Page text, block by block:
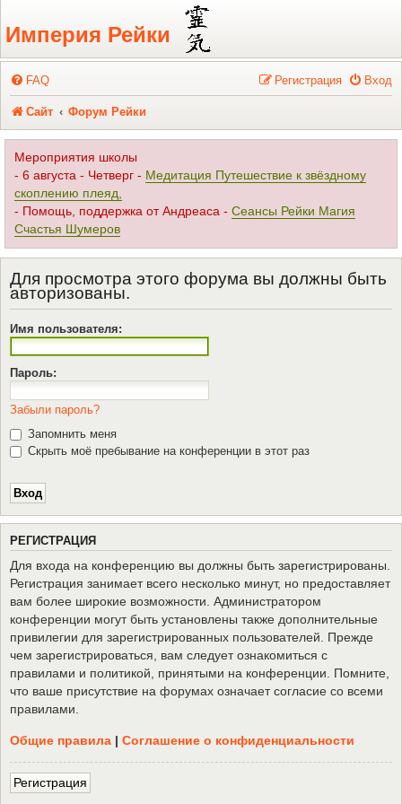
Регистрация
Империя Рейки
FAQ Вход
Регистрация
Сайт Форум Рейки
Мероприятия школы
- 6 августа - Четверг - Медитация Путешествие к звёздному
скоплению плеяд,
- Помощь, поддержка от Андреаса - Сеансы Рейки Магия
Счастья Шумеров
Для просмотра этого форума вы должны быть
авторизованы.
Имя пользователя:
Пароль:
Забыли пароль?
Запомнить меня
Скрыть моё пребывание на конференции в этот раз
РЕГИСТРАЦИЯ
Для входа на конференцию вы должны быть зарегистрированы.
Регистрация занимает всего несколько минут, но предоставляет
вам более широкие возможности. Администратором
конференции могут быть установлены также дополнительные
привилегии для зарегистрированных пользователей. Прежде
чем зарегистрироваться, вам следует ознакомиться с
правилами и политикой, принятыми на конференции. Помните,
что ваше присутствие на форумах означает согласие со всеми
правилами.
Общие правила | Соглашение о конфиденциальности
Регистрация